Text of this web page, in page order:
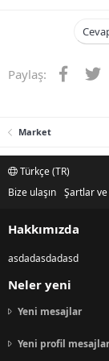
Paylaş:
Market
Türkçe (TR)
Bize ulaşın Şartlar
Hakkımızda
asdadasdadasd
Neler yeni
Yeni mesajlar
Yeni profil